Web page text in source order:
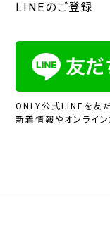
LINEのご登録
ONLY公式LINEを友だ
新着情報やオンライ